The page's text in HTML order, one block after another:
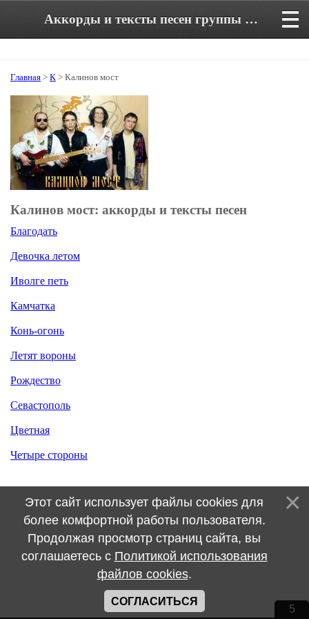
Аккорды и тексты песен группы Калинов мост
Главная > К > Калинов мост
Калинов мост: аккорды и тексты песен
Благодать
Девочка летом
Иволге петь
Камчатка
Конь-огонь
Летят вороны
Рождество
Севастополь
Цветная
Четыре стороны
Этот сайт использует файлы cookies для
более комфортной работы пользователя.
Продолжая просмотр страниц сайта, вы
соглашаетесь с Политикой использования
файлов cookies.
СОГЛАСИТЬСЯ
5